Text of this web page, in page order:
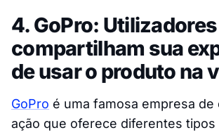
4. GoPro: Utilizadores
compartilham sua
de usar o produto na
GoPro é uma famosa empresa de
ação que oferece diferentes tipos